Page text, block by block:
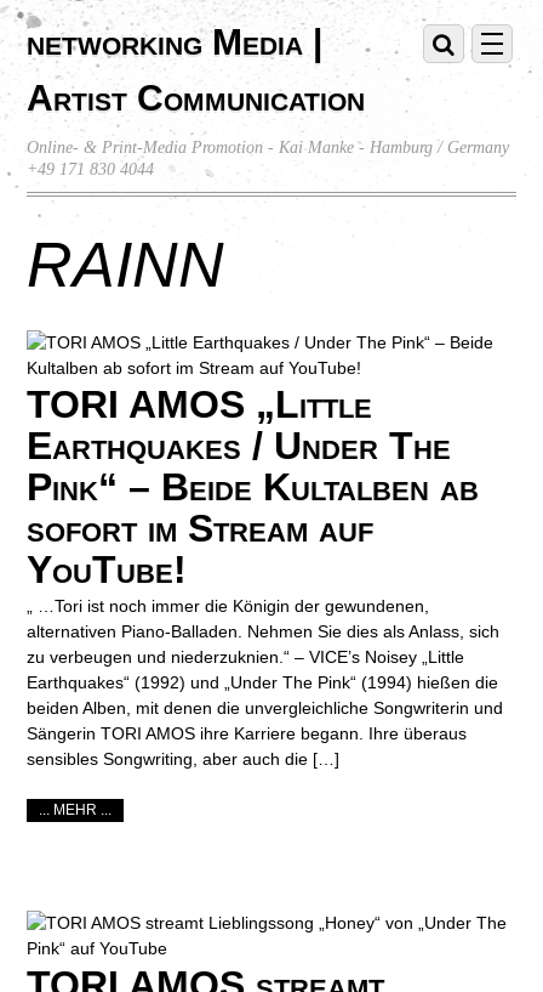
networking Media |
Artist Communication
Online- & Print-Media Promotion - Kai Manke - Hamburg / Germany
+49 171 830 4044
RAINN
TORI AMOS „Little
Earthquakes / Under The
Pink“ – Beide Kultalben ab
sofort im Stream auf
YouTube!
„ …Tori ist noch immer die Königin der gewundenen,
alternativen Piano-Balladen. Nehmen Sie dies als Anlass, sich
zu verbeugen und niederzuknien.“ – VICE’s Noisey „Little
Earthquakes“ (1992) und „Under The Pink“ (1994) hießen die
beiden Alben, mit denen die unvergleichliche Songwriterin und
Sängerin TORI AMOS ihre Karriere begann. Ihre überaus
sensibles Songwriting, aber auch die […]
... MEHR ...